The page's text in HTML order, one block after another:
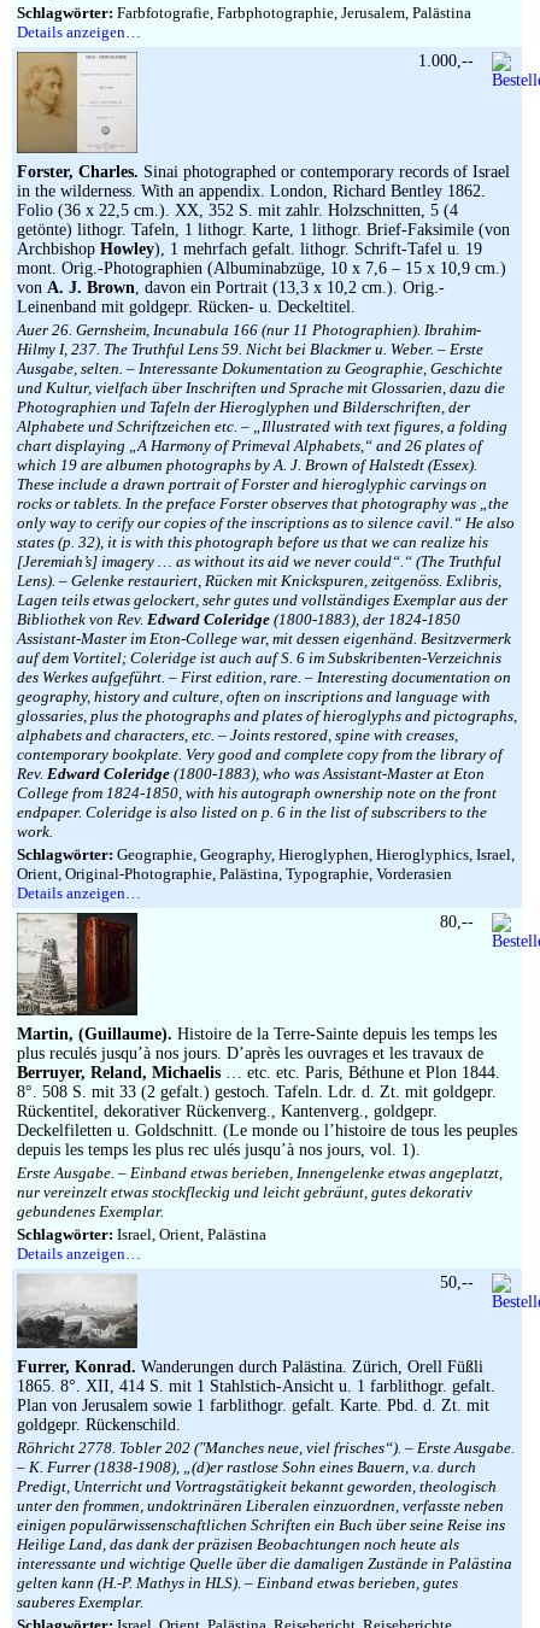
Schlagwörter: Farbfotografie, Farbphotographie, Jerusalem, Palästina
Details anzeigen…
Forster, Charles. Sinai photographed or contemporary records of Israel
in the wilderness. With an appendix. London, Richard Bentley 1862.
Folio (36 x 22,5 cm.). XX, 352 S. mit zahlr. Holzschnitten, 5 (4
getönte) lithogr. Tafeln, 1 lithogr. Karte, 1 lithogr. Brief-Faksimile (von
Archbishop Howley), 1 mehrfach gefalt. lithogr. Schrift-Tafel u. 19
mont. Orig.-Photographien (Albuminabzüge, 10 x 7,6 – 15 x 10,9 cm.)
von A. J. Brown, davon ein Portrait (13,3 x 10,2 cm.). Orig.-
Leinenband mit goldgepr. Rücken- u. Deckeltitel.
Auer 26. Gernsheim, Incunabula 166 (nur 11 Photographien). Ibrahim-
Hilmy I, 237. The Truthful Lens 59. Nicht bei Blackmer u. Weber. – Erste
Ausgabe, selten. – Interessante Dokumentation zu Geographie, Geschichte
und Kultur, vielfach über Inschriften und Sprache mit Glossarien, dazu die
Photographien und Tafeln der Hieroglyphen und Bilderschriften, der
Alphabete und Schriftzeichen etc. – „Illustrated with text figures, a folding
chart displaying „A Harmony of Primeval Alphabets,“ and 26 plates of
which 19 are albumen photographs by A. J. Brown of Halstedt (Essex).
These include a drawn portrait of Forster and hieroglyphic carvings on
rocks or tablets. In the preface Forster observes that photography was „the
only way to cerify our copies of the inscriptions as to silence cavil.“ He also
states (p. 32), it is with this photograph before us that we can realize his
[Jeremiah’s] imagery … as without its aid we never could“.“ (The Truthful
Lens). – Gelenke restauriert, Rücken mit Knickspuren, zeitgenöss. Exlibris,
Lagen teils etwas gelockert, sehr gutes und vollständiges Exemplar aus der
Bibliothek von Rev. Edward Coleridge (1800-1883), der 1824-1850
Assistant-Master im Eton-College war, mit dessen eigenhänd. Besitzvermerk
auf dem Vortitel; Coleridge ist auch auf S. 6 im Subskribenten-Verzeichnis
des Werkes aufgeführt. – First edition, rare. – Interesting documentation on
geography, history and culture, often on inscriptions and language with
glossaries, plus the photographs and plates of hieroglyphs and pictographs,
alphabets and characters, etc. – Joints restored, spine with creases,
contemporary bookplate. Very good and complete copy from the library of
Rev. Edward Coleridge (1800-1883), who was Assistant-Master at Eton
College from 1824-1850, with his autograph ownership note on the front
endpaper. Coleridge is also listed on p. 6 in the list of subscribers to the
work.
Schlagwörter: Geographie, Geography, Hieroglyphen, Hieroglyphics, Israel,
Orient, Original-Photographie, Palästina, Typographie, Vorderasien
Details anzeigen…
1.000,--
Martin, (Guillaume). Histoire de la Terre-Sainte depuis les temps les
plus reculés jusqu’à nos jours. D’après les ouvrages et les travaux de
Berruyer, Reland, Michaelis … etc. etc. Paris, Béthune et Plon 1844.
8°. 508 S. mit 33 (2 gefalt.) gestoch. Tafeln. Ldr. d. Zt. mit goldgepr.
Rückentitel, dekorativer Rückenverg., Kantenverg., goldgepr.
Deckelfiletten u. Goldschnitt. (Le monde ou l’histoire de tous les peuples
depuis les temps les plus rec ulés jusqu’à nos jours, vol. 1).
Erste Ausgabe. – Einband etwas berieben, Innengelenke etwas angeplatzt,
nur vereinzelt etwas stockfleckig und leicht gebräunt, gutes dekorativ
gebundenes Exemplar.
Schlagwörter: Israel, Orient, Palästina
Details anzeigen…
80,--
Furrer, Konrad. Wanderungen durch Palästina. Zürich, Orell Füßli
1865. 8°. XII, 414 S. mit 1 Stahlstich-Ansicht u. 1 farblithogr. gefalt.
Plan von Jerusalem sowie 1 farblithogr. gefalt. Karte. Pbd. d. Zt. mit
goldgepr. Rückenschild.
Röhricht 2778. Tobler 202 (″Manches neue, viel frisches“). – Erste Ausgabe.
– K. Furrer (1838-1908), „(d)er rastlose Sohn eines Bauern, v.a. durch
Predigt, Unterricht und Vortragstätigkeit bekannt geworden, theologisch
unter den frommen, undoktrinären Liberalen einzuordnen, verfasste neben
einigen populärwissenschaftlichen Schriften ein Buch über seine Reise ins
Heilige Land, das dank der präzisen Beobachtungen noch heute als
interessante und wichtige Quelle über die damaligen Zustände in Palästina
gelten kann (H.-P. Mathys in HLS). – Einband etwas berieben, gutes
sauberes Exemplar.
50,--